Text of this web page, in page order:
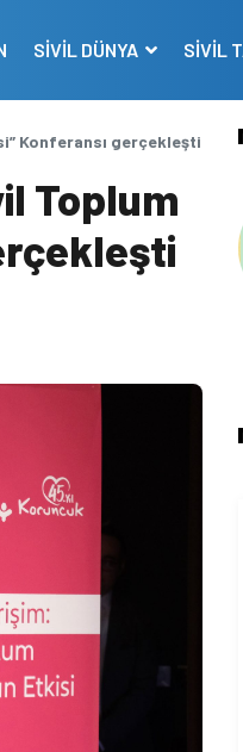
SİVİL DÜNYA SİVİL
Konferansı gerçekleşti
Toplum